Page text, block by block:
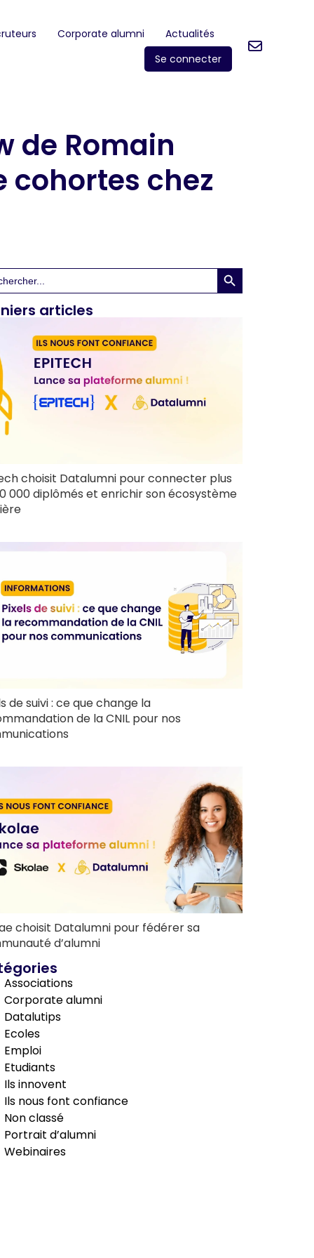
Corporate alumni
Actualités
Se connecter
de Romain
cohortes chez
Search Button
articles
choisit Datalumni pour connecter plus
000 diplômés et enrichir son écosystème
de suivi : ce que change la
de la CNIL pour nos
choisit Datalumni pour fédérer sa
d’alumni
Associations
Corporate alumni
Datalutips
Ecoles
Emploi
Etudiants
Ils innovent
Ils nous font confiance
Non classé
Portrait d’alumni
Webinaires